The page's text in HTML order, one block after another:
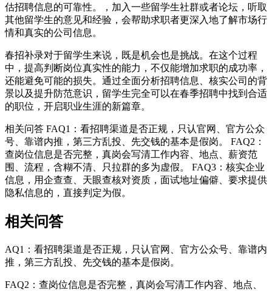
估招聘信息的可靠性。，加入一些留学生社群或者论坛，听取
其他留学生的意见和经验，会帮助求职者更深入地了解市场行
情和真实的公司信息。
春招补录对于留学生来说，既是机会也是挑战。在这个过程
中，提高判断岗位真实性的能力，不仅能增加求职的成功率，
还能避免可能的损失。通过全面分析招聘信息、核实公司的背
景以及提升防范意识，留学生完全可以在春季招聘中找到合适
的职位，开启职业生涯的新篇章。
相关问答 FAQ1：看招聘渠道是否正规，只认官网、官方公众
号、靠谱内推，第三方乱投、先交钱的基本是假岗。 FAQ2：
查岗位信息是否完整，真岗会写清工作内容、地点、薪资范
围、流程，含糊不清、只拉群的多为虚假。 FAQ3：核实企业
信息，用企查查、天眼查核对资质，面试地址偏僻、要求提供
隐私信息的，直接判定为假。
相关问答
AQ1：看招聘渠道是否正规，只认官网、官方公众号、靠谱内
推，第三方乱投、先交钱的基本是假岗。
FAQ2：查岗位信息是否完整，真岗会写清工作内容、地点、